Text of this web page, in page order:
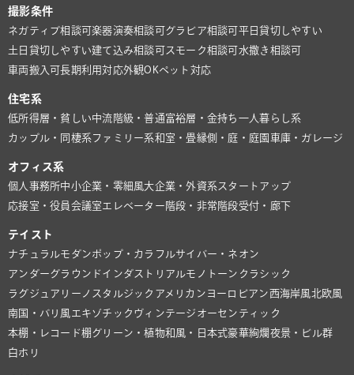
撮影条件
ネガティブ相談可楽器演奏相談可 グラビア相談可 平日貸切しやすい
土日貸切しやすい建て込み相談可 スモーク相談可 水撒き相談可
車両搬入可長期利用対応外観OKペット対応
住宅系
低所得層・貧しい中流階級・普通富裕層・金持ち 一人暮らし系
カップル・同棲系ファミリー系和室・畳縁側・庭・庭園 車庫・ガレージ
オフィス系
個人事務所中小企業・零細風大企業・外資系スタートアップ
応接室・役員会議室 エレベーター 階段・非常階段受付・廊下
テイスト
ナチュラルモダンポップ・カラフルサイバー・ネオン
アンダーグラウンド インダストリアルモノトーン クラシック
ラグジュアリー ノスタルジック アメリカン ヨーロピアン 西海岸風北欧風
南国・バリ風 エキゾチック ヴィンテージ オーセンティック
本棚・レコード棚グリーン・植物和風・日本式豪華絢爛夜景・ビル群
白ホリ